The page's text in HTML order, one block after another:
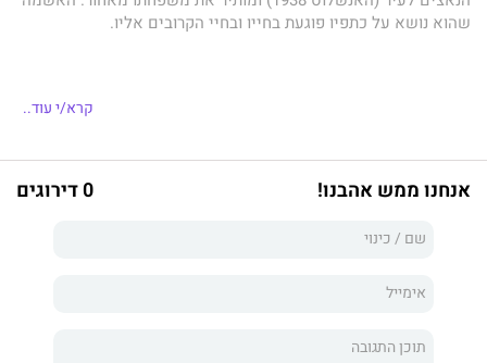
שהוא נושא על כתפיו פוגעת בחייו ובחיי הקרובים אליו.
קרל נמלט לשוויץ ומצטרף לקבוצת פליטים שנענים להצעתו של
שליט הרפובליקה הדומיניקנית, רפאל טרוחיו, להגר לאי ולהקים
שלושים ושתיים המדינות שהשתתפו בוועידת אוויאן ב-1938 ,
שהסכימה לקלוט לשטחה מאה אלף יהודים).
אשתו ובנו הפעוט ומהגר לקנדה, בטורונטו הוא נושא לאישה את קלייר
בטורונטו, אהרון בן החמישים נאלץ להתמודד עם הטלטלות בחייו,
קרא/י עוד..
אנחנו ממש אהבנו! 0 דירוגים